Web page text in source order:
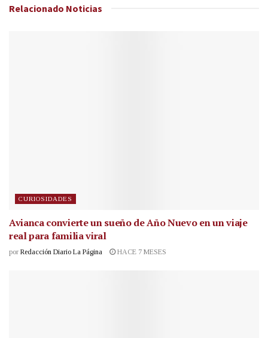
Relacionado Noticias
CURIOSIDADES
Avianca convierte un sueño de Año Nuevo en un viaje
real para familia viral
por Redacción Diario La Página HACE 7 MESES